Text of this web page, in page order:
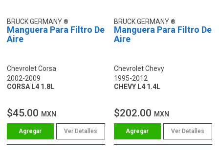
BRUCK GERMANY
Manguera Para Filtro De
Aire
Chevrolet Corsa
2002-2009
CORSA L4 1.8L
$45.00 MXN
Ver Detalles
BRUCK GERMANY
Manguera Para Filtro De
Aire
Chevrolet Chevy
1995-2012
CHEVY L4 1.4L
$202.00 MXN
Ver Detalles